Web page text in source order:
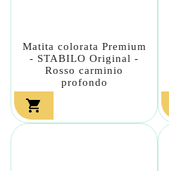
Matita colorata Premium
- STABILO Original -
Rosso carminio
profondo
